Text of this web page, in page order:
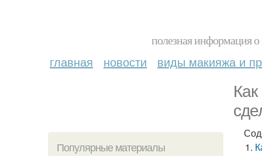
полезная информация
главная новости виды макияжа и
Популярные материалы